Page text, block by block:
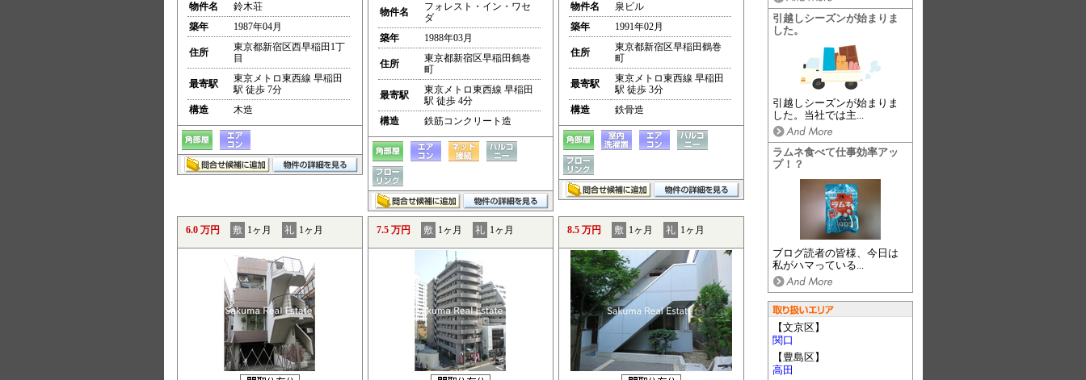
引越しシーズンが始まりま
した。
引越しシーズンが始まりま
した。当社では主...
ラムネ食べて仕事効率アッ
プ！？
ブログ読者の皆様、今日は
私がハマっている...
【文京区】
関口
【豊島区】
高田
物件名
鈴木荘
築年
1987年04月
住所
東京都新宿区西早稲田1丁
目
最寄駅
東京メトロ東西線 早稲田
駅 徒歩 7分
構造
木造
物件名
フォレスト・イン・ワセ
ダ
築年
1988年03月
住所
東京都新宿区早稲田鶴巻
町
最寄駅
東京メトロ東西線 早稲田
駅 徒歩 4分
構造
鉄筋コンクリート造
物件名
泉ビル
築年
1991年02月
住所
東京都新宿区早稲田鶴巻
町
最寄駅
東京メトロ東西線 早稲田
駅 徒歩 3分
構造
鉄骨造
6.0 万円 敷 1ヶ月 礼 1ヶ月 7.5 万円 敷 1ヶ月 礼 1ヶ月 8.5 万円 敷 1ヶ月 礼 1ヶ月